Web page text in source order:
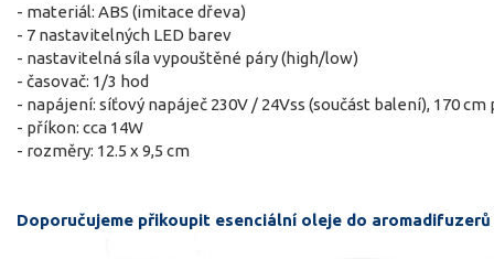
- materiál: ABS (imitace dřeva)
- 7 nastavitelných LED barev
- nastavitelná síla vypouštěné páry (high/low)
- časovač: 1/3 hod
- napájení: síťový napáječ 230V / 24Vss (součást balení), 170
- příkon: cca 14W
- rozměry: 12.5 x 9,5 cm
Doporučujeme přikoupit esenciální oleje do aromadifuzerů